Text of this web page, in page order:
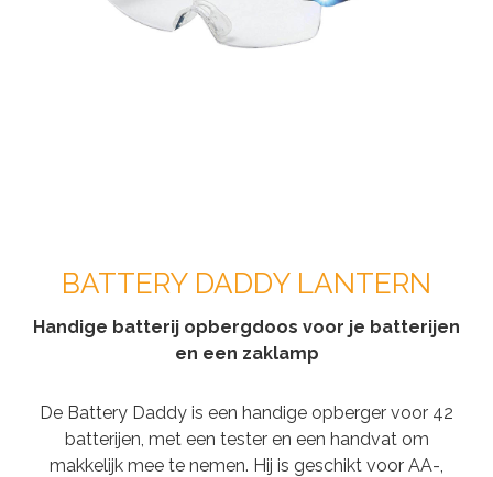
BATTERY DADDY LANTERN
Handige batterij opbergdoos voor je batterijen
en een zaklamp
De Battery Daddy is een handige opberger voor 42
batterijen, met een tester en een handvat om
makkelijk mee te nemen. Hij is geschikt voor AA-,